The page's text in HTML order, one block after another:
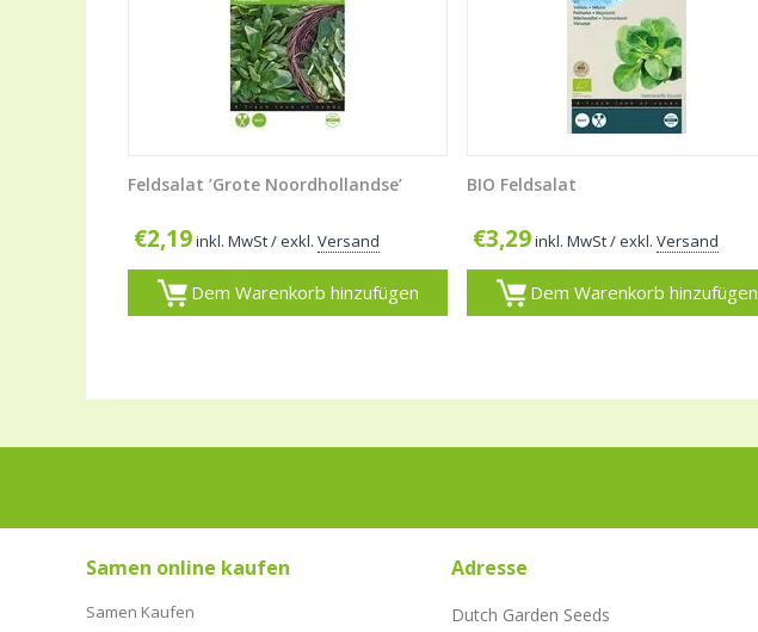
Feldsalat ’Grote Noordhollandse’
€2,19inkl. MwSt/ exkl. Versand
Dem Warenkorb hinzufügen
BIO Feldsalat
€3,29inkl. MwSt/ exkl. Versand
Dem Warenkorb hinzufügen
Samen online kaufen
Samen Kaufen
Adresse
Dutch Garden Seeds